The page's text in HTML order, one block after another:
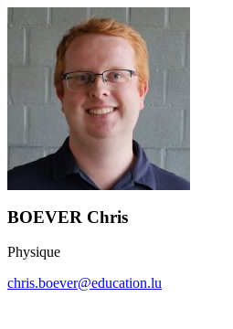
BOEVER Chris
Physique
chris.boever@education.lu